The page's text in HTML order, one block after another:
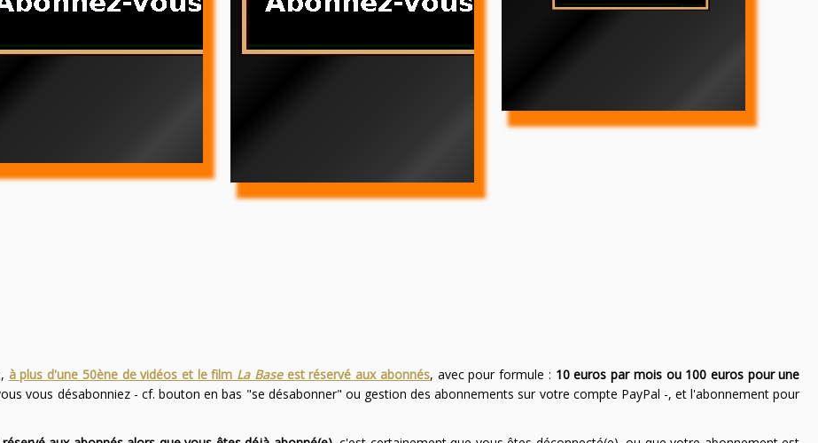
à plus d'une 50ène de vidéos et le film La Baseest réservé aux abonnés, avec pour formule : 10 euros par mois ou 100 euros pour une
vous désabonniez - cf. bouton en bas "se désabonner" ou gestion des abonnements sur votre compte PayPal -, et l'abonnement pour